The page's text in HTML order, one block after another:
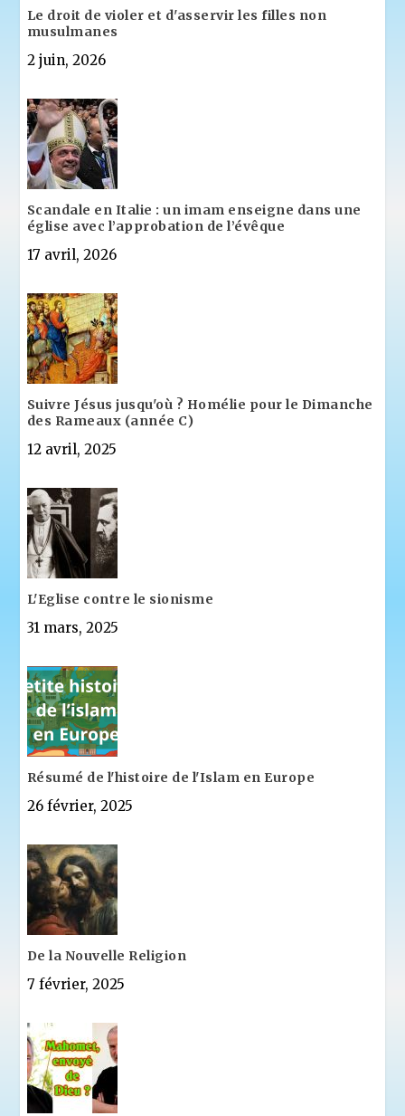
Le droit de violer et d'asservir les filles non
musulmanes
2 juin, 2026
Scandale en Italie : un imam enseigne dans une
église avec l’approbation de l’évêque
17 avril, 2026
Suivre Jésus jusqu'où ? Homélie pour le Dimanche
des Rameaux (année C)
12 avril, 2025
L'Eglise contre le sionisme
31 mars, 2025
Résumé de l'histoire de l'Islam en Europe
26 février, 2025
De la Nouvelle Religion
7 février, 2025